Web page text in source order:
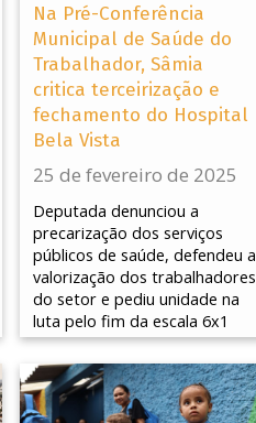
Na Pré-Conferência
Municipal de Saúde do
Trabalhador, Sâmia
critica terceirização e
fechamento do Hospital
Bela Vista
25 de fevereiro de 2025
Deputada denunciou a
precarização dos serviços
públicos de saúde, defendeu a
valorização dos trabalhadores
do setor e pediu unidade na
luta pelo fim da escala 6x1